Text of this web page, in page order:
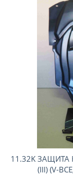
11.32K ЗАЩИТА
(III) (V-